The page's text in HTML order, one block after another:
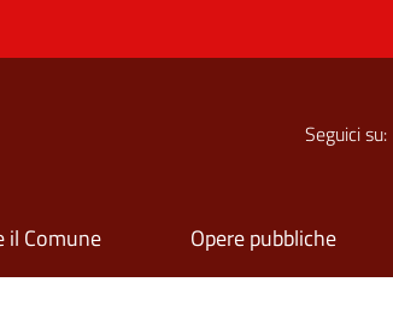
Seguici su:
il Comune Opere pubbliche